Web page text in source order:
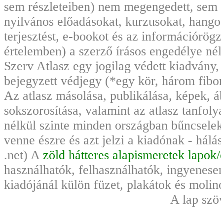
sem részleteiben) nem megengedett,
nyilvános előadásokat, kurzusokat,
terjesztést, e-bookot és az
értelemben) a szerző írásos engedélye
Szerv Atlasz egy jogilag védett
bejegyzett védjegy (*egy kör, három
Az atlasz másolása, publikálása, képek,
sokszorosítása, valamint az atlasz
nélkül szinte minden országban
venne észre és azt jelzi a kiadónak -
.net) A zöld hátteres alapismeretek
használhatók, felhasználhatók,
kiadójánál külön füzet, plakátok és
A lap